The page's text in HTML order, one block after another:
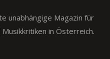
unabhängige Magazin für
Musikkritiken in Österreich.